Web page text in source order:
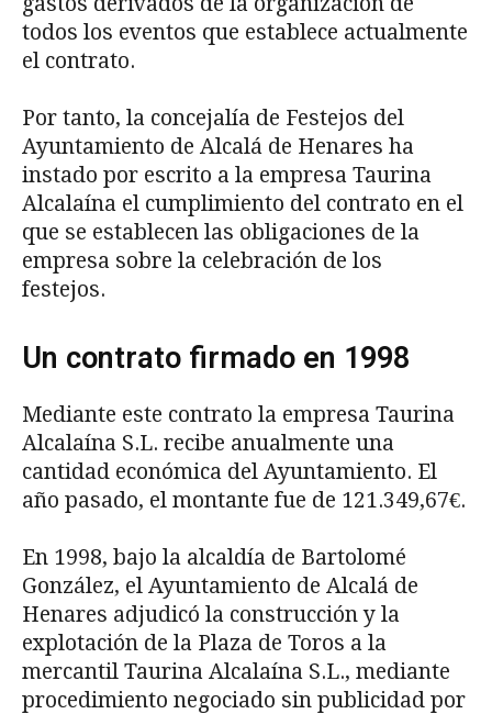
todos los eventos que establece actualmente
el contrato.
Por tanto, la concejalía de Festejos del
Ayuntamiento de Alcalá de Henares ha
instado por escrito a la empresa Taurina
Alcalaína el cumplimiento del contrato en el
que se establecen las obligaciones de la
empresa sobre la celebración de los
festejos.
Un contrato firmado en 1998
Mediante este contrato la empresa Taurina
Alcalaína S.L. recibe anualmente una
cantidad económica del Ayuntamiento. El
año pasado, el montante fue de 121.349,67€.
En 1998, bajo la alcaldía de Bartolomé
González, el Ayuntamiento de Alcalá de
Henares adjudicó la construcción y la
explotación de la Plaza de Toros a la
mercantil Taurina Alcalaína S.L., mediante
procedimiento negociado sin publicidad por